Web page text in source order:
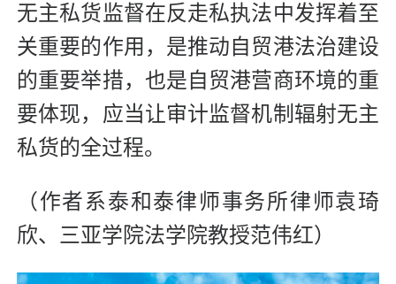
无主私货监督在反走私执法中发挥着至
关重要的作用，是推动自贸港法治建设
的重要举措，也是自贸港营商环境的重
要体现，应当让审计监督机制辐射无主
私货的全过程。
（作者系泰和泰律师事务所律师袁琦
欣、三亚学院法学院教授范伟红）